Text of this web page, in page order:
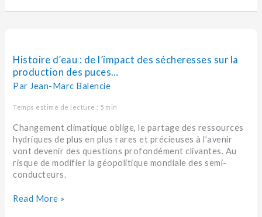
Histoire d’eau : de l’impact des sécheresses sur la
production des puces…
Par Jean-Marc Balencie
Temps estimé de lecture : 5 min
Changement climatique oblige, le partage des ressources
hydriques de plus en plus rares et précieuses à l’avenir
vont devenir des questions profondément clivantes. Au
risque de modifier la géopolitique mondiale des semi-
conducteurs.
de
l’impact
des
sécheresses
sur
production
des
puces…
Read More »